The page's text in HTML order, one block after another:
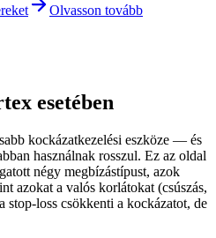
Olvasson tovább
esetében
kockázatkezelési eszköze — és
használnak rosszul. Ez az oldal
négy megbízástípust, azok
azokat a valós korlátokat (csúszás,
stop-loss csökkenti a kockázatot, de